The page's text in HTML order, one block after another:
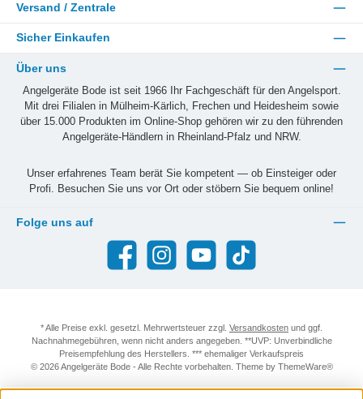
Versand / Zentrale
Sicher Einkaufen
Über uns
Angelgeräte Bode ist seit 1966 Ihr Fachgeschäft für den Angelsport.
Mit drei Filialen in Mülheim-Kärlich, Frechen und Heidesheim sowie
über 15.000 Produkten im Online-Shop gehören wir zu den führenden
Angelgeräte-Händlern in Rheinland-Pfalz und NRW.
Unser erfahrenes Team berät Sie kompetent — ob Einsteiger oder
Profi. Besuchen Sie uns vor Ort oder stöbern Sie bequem online!
Folge uns auf
Facebook Instagram YouTube TikTok
* Alle Preise exkl. gesetzl. Mehrwertsteuer zzgl. Versandkosten und ggf.
Nachnahmegebühren, wenn nicht anders angegeben. **UVP: Unverbindliche
Preisempfehlung des Herstellers. *** ehemaliger Verkaufspreis
© 2026 Angelgeräte Bode - Alle Rechte vorbehalten. Theme by ThemeWare®